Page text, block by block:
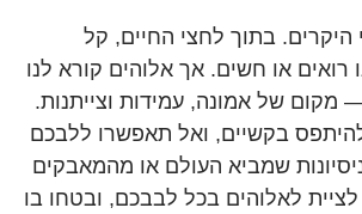
היקרים. בתוך לחצי החיים, קל
או חשים. אך אלוהים קורא לנו
מקום של אמונה, עמידות וצייתנות.
בקשיים, ואל תאפשרו ללבכם
שמביא העולם או מהמאבקים
לציית לאלוהים בכל לבבכם, ובטחו בו